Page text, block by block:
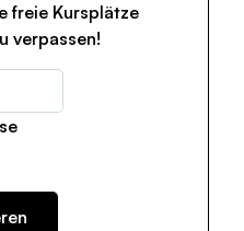
freie Kursplätze
verpassen!